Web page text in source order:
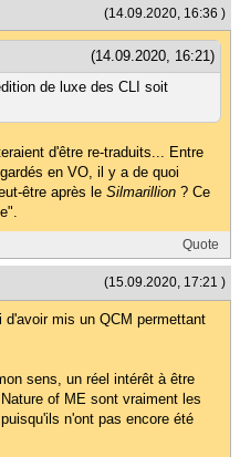
(14.09.2020, 16:36 )
(14.09.2020, 16:21)
de luxe des CLI soit
d'être re-traduits... Entre
en VO, il y a de quoi
être après le Silmarillion ? Ce
Quote
(15.09.2020, 17:21 )
d'avoir mis un QCM permettant
sens, un réel intérêt à être
of ME sont vraiment les
n'ont pas encore été